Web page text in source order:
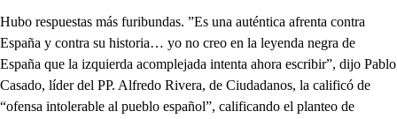
Hubo respuestas más furibundas. ”Es una auténtica afrenta contra
España y contra su historia… yo no creo en la leyenda negra de
España que la izquierda acomplejada intenta ahora escribir”, dijo Pablo
Casado, líder del PP. Alfredo Rivera, de Ciudadanos, la calificó de
“ofensa intolerable al pueblo español”, calificando el planteo de